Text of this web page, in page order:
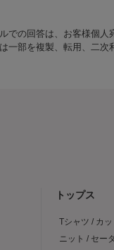
での回答は、お客様個人
一部を複製、転用、二
トップス
Tシャツ / カ
ニット / セー